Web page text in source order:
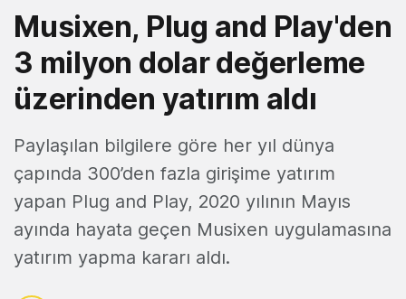
Musixen, Plug and Play'den
3 milyon dolar değerleme
üzerinden yatırım aldı
Paylaşılan bilgilere göre her yıl dünya
çapında 300’den fazla girişime yatırım
yapan Plug and Play, 2020 yılının Mayıs
ayında hayata geçen Musixen uygulamasına
yatırım yapma kararı aldı.